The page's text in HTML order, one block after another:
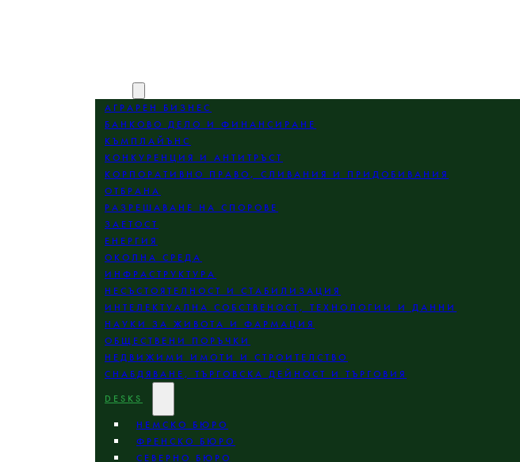
АГРАРЕН БИЗНЕС
БАНКОВО ДЕЛО И ФИНАНСИРАНЕ
КЪМПЛАЙЪНС
КОНКУРЕНЦИЯ И АНТИТРЪСТ
КОРПОРАТИВНО ПРАВО, СЛИВАНИЯ И ПРИДОБИВАНИЯ
ОТБРАНА
РАЗРЕШАВАНЕ НА СПОРОВЕ
ЗАЕТОСТ
ЕНЕРГИЯ
ОКОЛНА СРЕДА
ИНФРАСТРУКТУРА
НЕСЪСТОЯТЕЛНОСТ И СТАБИЛИЗАЦИЯ
ИНТЕЛЕКТУАЛНА СОБСТВЕНОСТ, ТЕХНОЛОГИИ И ДАННИ
НАУКИ ЗА ЖИВОТА И ФАРМАЦИЯ
ОБЩЕСТВЕНИ ПОРЪЧКИ
НЕДВИЖИМИ ИМОТИ И СТРОИТЕЛСТВО
СНАБДЯВАНЕ, ТЪРГОВСКА ДЕЙНОСТ И ТЪРГОВИЯ
DESKS
НЕМСКО БЮРО
ФРЕНСКО БЮРО
СЕВЕРНО БЮРО